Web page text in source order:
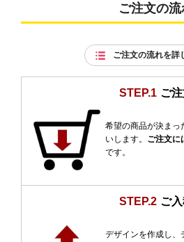
ご注文の流
ご注文の流れを詳
STEP.1 ご
希望の商品が決まっ
いします。 ご注文に
です。
STEP.2 ご
デザインを作成し、